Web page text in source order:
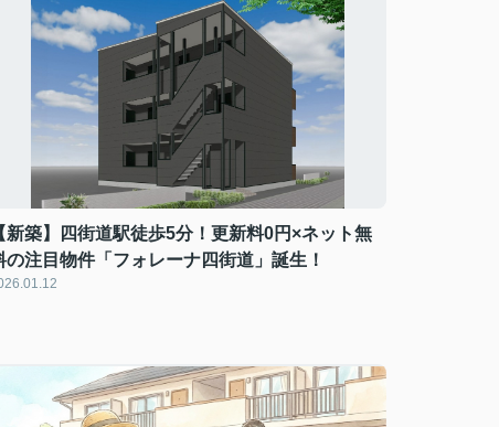
新築】四街道駅徒歩5分！更新料0円×ネット無
の注目物件「フォレーナ四街道」誕生！